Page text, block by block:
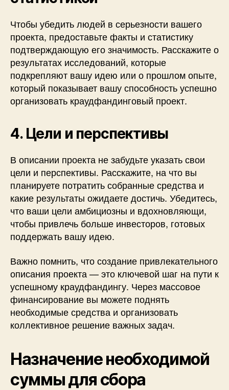
Чтобы убедить людей в серьезности вашего
проекта, предоставьте факты и статистику
подтверждающую его значимость. Расскажите о
результатах исследований, которые
подкрепляют вашу идею или о прошлом опыте,
который показывает вашу способность успешно
организовать краудфандинговый проект.
4. Цели и перспективы
В описании проекта не забудьте указать свои
цели и перспективы. Расскажите, на что вы
планируете потратить собранные средства и
какие результаты ожидаете достичь. Убедитесь,
что ваши цели амбициозны и вдохновляющи,
чтобы привлечь больше инвесторов, готовых
поддержать вашу идею.
Важно помнить, что создание привлекательного
описания проекта — это ключевой шаг на пути к
успешному краудфандингу. Через массовое
финансирование вы можете поднять
необходимые средства и организовать
коллективное решение важных задач.
Назначение необходимой
суммы для сбора